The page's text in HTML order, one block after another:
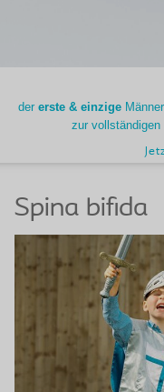
der erste & einzige
zur
Spina bifida